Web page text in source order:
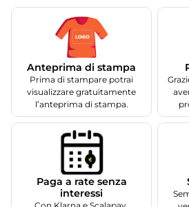
Anteprima di stampa
Prima di stampare potrai
visualizzare gratuitamente
l’anteprima di stampa.
Paga a rate senza
interessi